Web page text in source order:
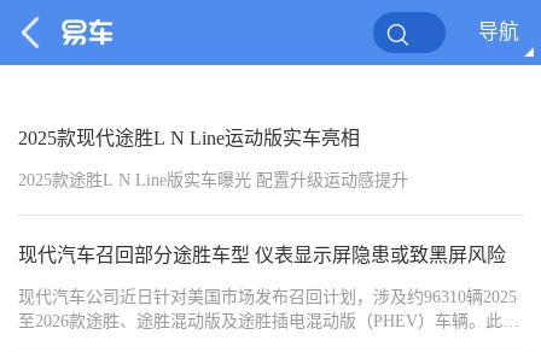
导航
2025款现代途胜L N Line运动版实车亮相
2025款途胜L N Line版实车曝光 配置升级运动感提升
现代汽车召回部分途胜车型 仪表显示屏隐患或致黑屏风险
现代汽车公司近日针对美国市场发布召回计划，涉及约96310辆2025
至2026款途胜、途胜混动版及途胜插电混动版（PHEV）车辆。此次